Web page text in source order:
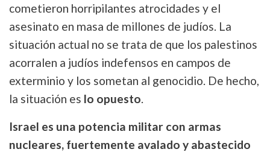
cometieron horripilantes atrocidades y el
asesinato en masa de millones de judíos. La
situación actual no se trata de que los palestinos
acorralen a judíos indefensos en campos de
exterminio y los sometan al genocidio. De hecho,
la situación es lo opuesto.
Israel es una potencia militar con armas
nucleares, fuertemente avalado y abastecido